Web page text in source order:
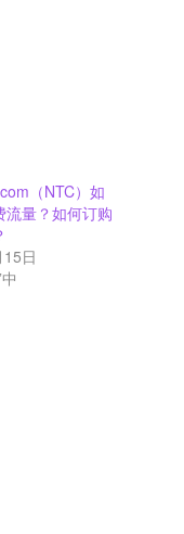
（NTC）如
流量？如何订购
日